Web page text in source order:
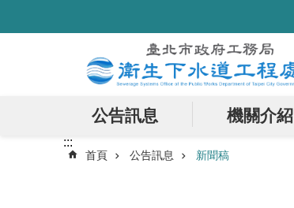
公告訊息 機關介紹
:::
首頁 公告訊息 新聞稿